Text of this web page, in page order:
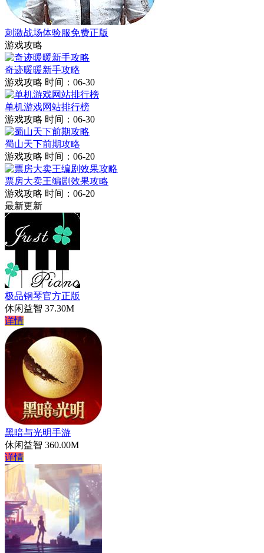
刺激战场体验服免费正版
游戏攻略
奇迹暖暖新手攻略
游戏攻略 时间：06-30
单机游戏网站排行榜
游戏攻略 时间：06-30
蜀山天下前期攻略
游戏攻略 时间：06-20
票房大卖王编剧效果攻略
游戏攻略 时间：06-20
最新更新
极品钢琴官方正版
休闲益智 37.30M
详情
黑暗与光明手游
休闲益智 360.00M
详情